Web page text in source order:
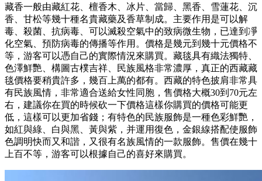
藏香一般由藏紅花、檀香木、冰片、當歸、黑香、雪蓮花、沉
香、甘松等幾十種名貴藏藥及香草制成。主要作用是可以解
毒、殺菌、抗病毒、可以滅殺空氣中的致病微生物，已達到凈
化空氣、預防病毒的傳播等作用。價格是幾元到幾十元價格不
等，游客可以憑自己的實際情況來購買。藏毯具有織法獨特、
色澤鮮艷、構圖古樸吉祥、民族風格非常濃厚，真正的西藏藏
毯價格要稍貴許多，幾百上萬的都有。西藏的特色披肩非常具
有民族風情，非常適合送給女性同胞，售價格大概30到70元左
右，建議你在買的時候砍一下價格這樣你購買的價格可能更
低，這樣可以更加省錢；有特色的民族服飾是一種色彩鮮艷，
如紅與綠、白與黑、黃與紫，并運用復色，金銀線搭配使服飾
色調明快而又和諧，又很有名族風情的一款服飾。售價在幾十
上百不等，游客可以根據自己的喜好來購買。